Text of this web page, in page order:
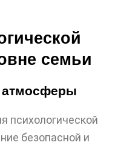
семьи
атмосферы
психологической
безопасной и